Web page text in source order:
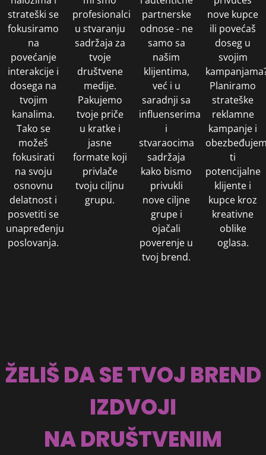
strateški se
fokusiramo
na
povećanje
interakcije i
dosega na
tvojim
kanalima.
Tako se
možeš
fokusirati
na svoju
osnovnu
delatnost i
posvetiti se
unapređenju
poslovanja.
profesionalci
u stvaranju
sadržaja za
tvoje
društvene
medije.
Pakujemo
tvoje priče
u kratke i
jasne
formate koji
privlače
tvoju ciljnu
grupu.
partnerske
odnose - ne
samo sa
našim
klijentima,
već i u
saradnji sa
influenserima
i
stvaraocima
sadržaja
kako bismo
privukli
nove ciljne
grupe i
ojačali
poverenje u
tvoj brend.
nove kupce
ili povećaš
doseg u
svojim
Planiramo
strateške
reklamne
kampanje i
ti
potencijalne
klijente i
kupce kroz
kreativne
oblike
oglasa.
ŽELIŠ DA SE TVOJ BREND
IZDVOJI
NA DRUŠTVENIM